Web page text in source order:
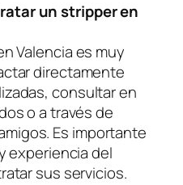
un stripper en
Valencia es muy
directamente
consultar en
o⁤ a través de
Es importante
experiencia del
sus ⁤servicios.